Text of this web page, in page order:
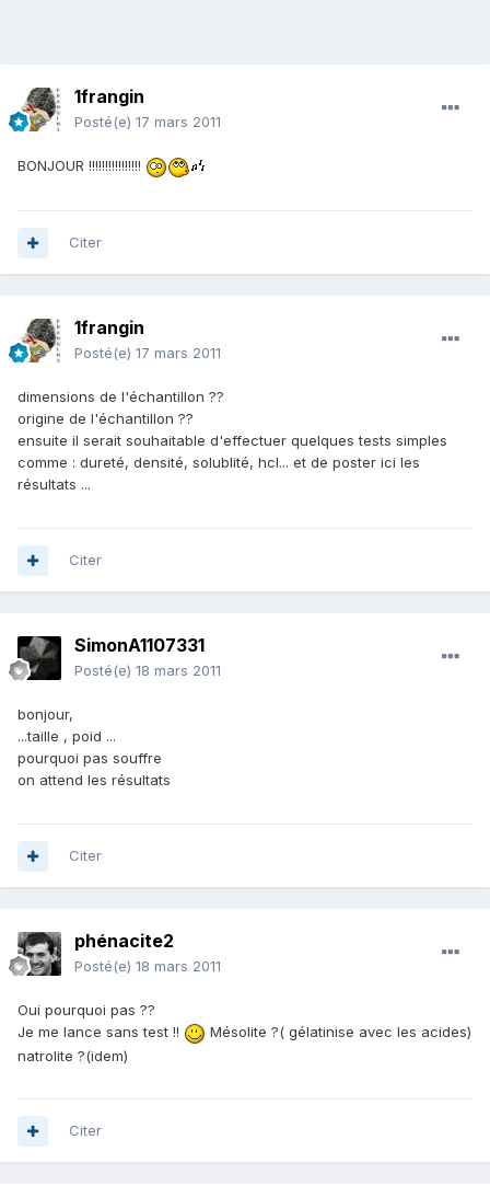
1frangin
Posté(e) 17 mars 2011
BONJOUR !!!!!!!!!!!!!!!!
Citer
1frangin
Posté(e) 17 mars 2011
dimensions de l'échantillon ??
origine de l'échantillon ??
ensuite il serait souhaitable d'effectuer quelques tests simples
comme : dureté, densité, solublité, hcl... et de poster ici les
résultats ...
Citer
SimonA1107331
Posté(e) 18 mars 2011
bonjour,
...taille , poid ...
pourquoi pas souffre
on attend les résultats
Citer
phénacite2
Posté(e) 18 mars 2011
Oui pourquoi pas ??
Je me lance sans test !!
Mésolite ?( gélatinise avec les acides)
natrolite ?(idem)
Citer